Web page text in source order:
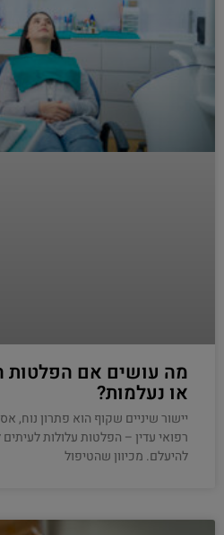
מה עושים אם הפלטות
או נעלמות?
יישור שיניים שקוף הוא פתרון נוח,
רפואי עדין – הפלטות עלולות
להיעלם. מכיוון שהטיפול